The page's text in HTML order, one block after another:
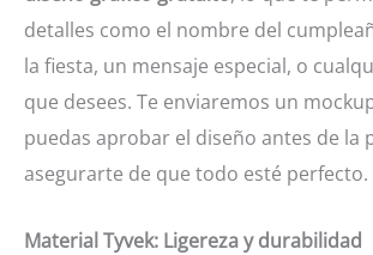
detalles como el nombre del
la fiesta, un mensaje especial, o
que desees. Te enviaremos un
puedas aprobar el diseño antes de la
asegurarte de que todo esté perfecto.
Material Tyvek: Ligereza y durabilidad